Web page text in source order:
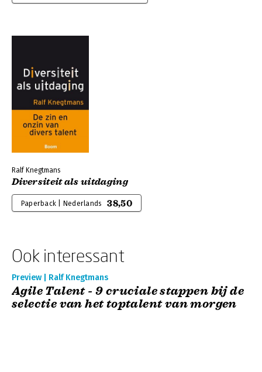
Ralf Knegtmans
Diversiteit als uitdaging
Paperback | Nederlands 38,50
Ook interessant
Preview | Ralf Knegtmans
Agile Talent - 9 cruciale stappen bij de
selectie van het toptalent van morgen